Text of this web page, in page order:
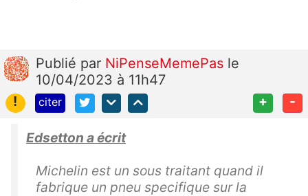
Publié par NiPenseMemePas le
10/04/2023 à 11h47
!
citer + -
Edsetton a écrit
Michelin est un sous traitant quand il
fabrique un pneu specifique sur la